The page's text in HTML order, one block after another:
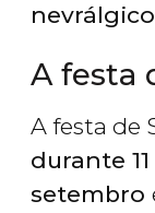
A festa
A festa de
durante
setembro